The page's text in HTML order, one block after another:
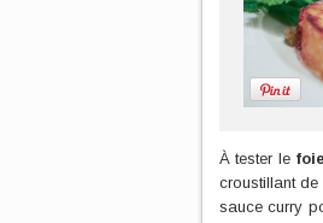
À tester le
croustillant
sauce curry